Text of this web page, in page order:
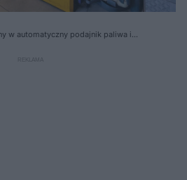
w automatyczny podajnik paliwa i
w zasobniku i wybrać popiół